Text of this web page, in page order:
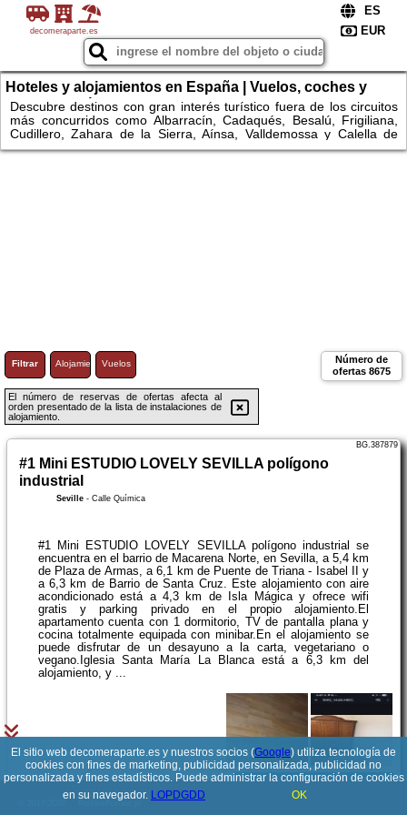
decomeraparte.es
Hoteles y alojamientos en España | Vuelos, coches y
escapadas únicas
Descubre destinos con gran interés turístico fuera de los circuitos
más concurridos como Albarracín, Cadaqués, Besalú, Frigiliana,
Cudillero, Zahara de la Sierra, Aínsa, Valldemossa y Calella de
Palafrugell. Explora espacios naturales como el Parque Nacional
Filtrar AlojamientoVuelos
Número de
ofertas 8675
El número de reservas de ofertas afecta al
orden presentado de la lista de instalaciones de
alojamiento.
#1 Mini ESTUDIO LOVELY SEVILLA polígono
industrial
Seville- Calle Química
#1 Mini ESTUDIO LOVELY SEVILLA polígono industrial se
encuentra en el barrio de Macarena Norte, en Sevilla, a 5,4 km
de Plaza de Armas, a 6,1 km de Puente de Triana - Isabel II y
a 6,3 km de Barrio de Santa Cruz. Este alojamiento con aire
acondicionado está a 4,3 km de Isla Mágica y ofrece wifi
gratis y parking privado en el propio alojamiento.El
apartamento cuenta con 1 dormitorio, TV de pantalla plana y
cocina totalmente equipada con minibar.En el alojamiento se
puede disfrutar de un desayuno a la carta, vegetariano o
vegano.Iglesia Santa María La Blanca está a 6,3 km del
alojamiento, y ...
Ver detalles
BG.387879
El sitio web decomeraparte.es y nuestros socios (Google) utiliza tecnología de
cookies con fines de marketing, publicidad personalizada, publicidad no
personalizada y fines estadísticos. Puede administrar la configuración de cookies
en su navegador. LOPDGDD OK
PolskiePortale.pl